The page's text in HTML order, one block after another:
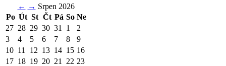
← → Srpen 2026
Po Út St Čt Pá So Ne
27 28 29 30 31 1
2
3
4 5 6 7 8
9
10 11 12 13 14 15 16
17 18 19 20 21 22 23